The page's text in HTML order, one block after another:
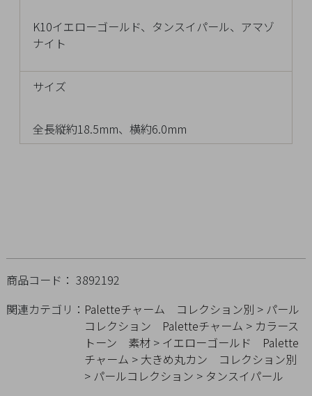
K10イエローゴールド、タンスイパール、アマゾ
ナイト
サイズ
全長縦約18.5mm、横約6.0mm
商品コード： 3892192
関連カテゴリ： Paletteチャーム コレクション別 > パール
コレクション
Paletteチャーム > カラース
トーン
素材 > イエローゴールド
Palette
チャーム > 大きめ丸カン
コレクション別
> パールコレクション > タンスイパール
ご
ド